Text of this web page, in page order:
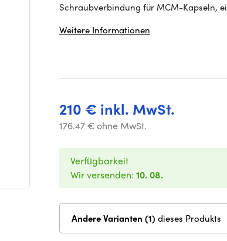
Schraubverbindung für MCM-Kapseln,
Weitere Informationen
210 € inkl. MwSt.
176.47 € ohne MwSt.
Verfügbarkeit
Wir versenden: 10. 08.
Andere Varianten (1) dieses Produkts